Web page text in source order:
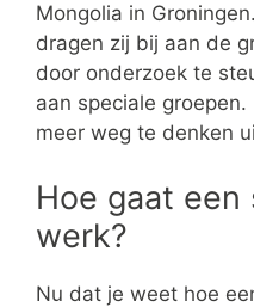
Mongolia in
dragen zij bij aan de
door onderzoek te
aan speciale
meer weg te denken
Hoe gaat
werk?
Nu dat je weet hoe